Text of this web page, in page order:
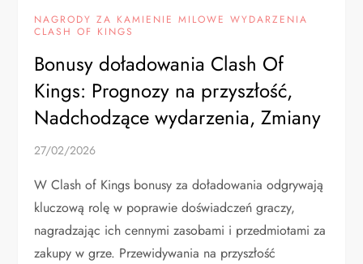
NAGRODY ZA KAMIENIE MILOWE WYDARZENIA
CLASH OF KINGS
Bonusy doładowania Clash Of
Kings: Prognozy na przyszłość,
Nadchodzące wydarzenia, Zmiany
27/02/2026
W Clash of Kings bonusy za doładowania odgrywają
kluczową rolę w poprawie doświadczeń graczy,
nagradzając ich cennymi zasobami i przedmiotami za
zakupy w grze. Przewidywania na przyszłość